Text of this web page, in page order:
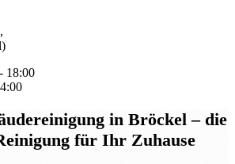
18:00
in Bröckel– die
für Ihr Zuhause